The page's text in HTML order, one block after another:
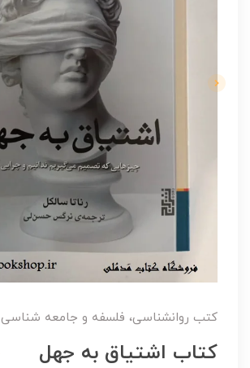
کتب روانشناسی، فلسفه و جامعه شناسی
کتاب اشتیاق به جهل